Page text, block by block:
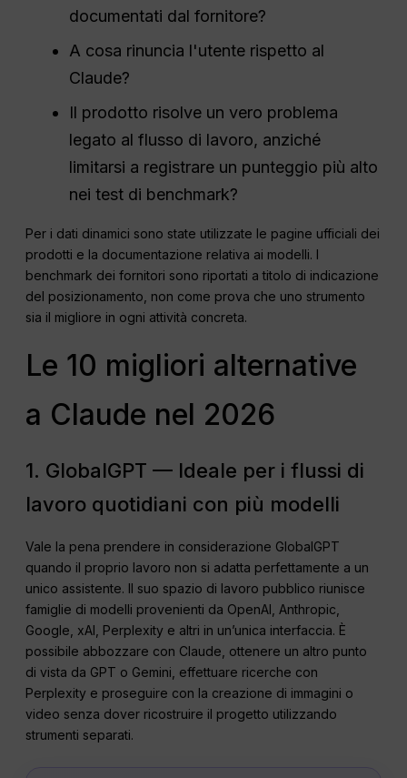
documentati dal fornitore?
A cosa rinuncia l'utente rispetto al
Claude?
Il prodotto risolve un vero problema
legato al flusso di lavoro, anziché
limitarsi a registrare un punteggio più alto
nei test di benchmark?
Per i dati dinamici sono state utilizzate le pagine ufficiali dei
prodotti e la documentazione relativa ai modelli. I
benchmark dei fornitori sono riportati a titolo di indicazione
del posizionamento, non come prova che uno strumento
sia il migliore in ogni attività concreta.
Le 10 migliori alternative
a Claude nel 2026
1. GlobalGPT — Ideale per i flussi di
lavoro quotidiani con più modelli
Vale la pena prendere in considerazione GlobalGPT
quando il proprio lavoro non si adatta perfettamente a un
unico assistente. Il suo spazio di lavoro pubblico riunisce
famiglie di modelli provenienti da OpenAI, Anthropic,
Google, xAI, Perplexity e altri in un’unica interfaccia. È
possibile abbozzare con Claude, ottenere un altro punto
di vista da GPT o Gemini, effettuare ricerche con
Perplexity e proseguire con la creazione di immagini o
video senza dover ricostruire il progetto utilizzando
strumenti separati.